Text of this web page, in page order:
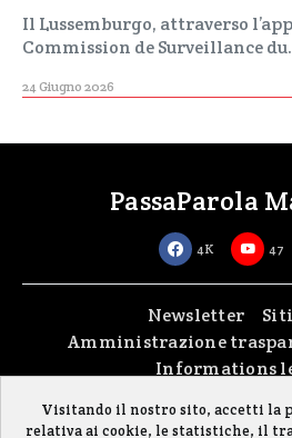
Il Lussemburgo, attraverso
Commission de Surveillance
24 Giugno 2026
PassaParola
4K 47
Newsletter
Amministrazione
Informations
Copyright © 2026passaparola asbl|
Visitando il nostro sito, accetti la
relativa ai cookie, le statistiche, il